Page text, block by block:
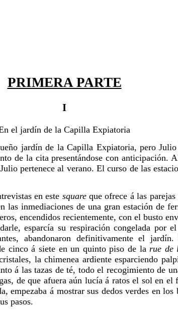
PRIMERA PARTE
I
el jardín de la Capilla Expiatoria
jardín de la Capilla Expiatoria, pero
de la cita presentándose con anticipación.
pertenece al verano. El curso de las
en este squareque ofrece á las
inmediaciones de una gran estación de
encendidos recientemente, con el busto
esparcía su respiración congelada por
abandonaron definitivamente el
cinco á siete en un quinto piso de larue de
la chimenea ardiente esparciendo
á las tazas de té, todo el recogimiento de
de que afuera aún lucía á ratos el sol en
á mostrar sus dedos verdes en
pasos.